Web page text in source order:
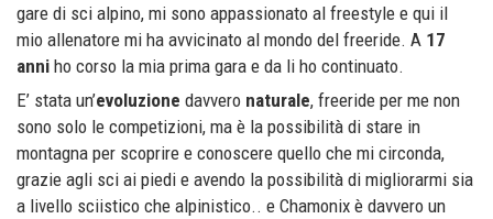
gare di sci alpino, mi sono appassionato al freestyle e qui il
mio allenatore mi ha avvicinato al mondo del freeride. A 17
anni ho corso la mia prima gara e da li ho continuato.
E’ stata un’evoluzione davvero naturale, freeride per me non
sono solo le competizioni, ma è la possibilità di stare in
montagna per scoprire e conoscere quello che mi circonda,
grazie agli sci ai piedi e avendo la possibilità di migliorarmi sia
a livello sciistico che alpinistico.. e Chamonix è davvero un